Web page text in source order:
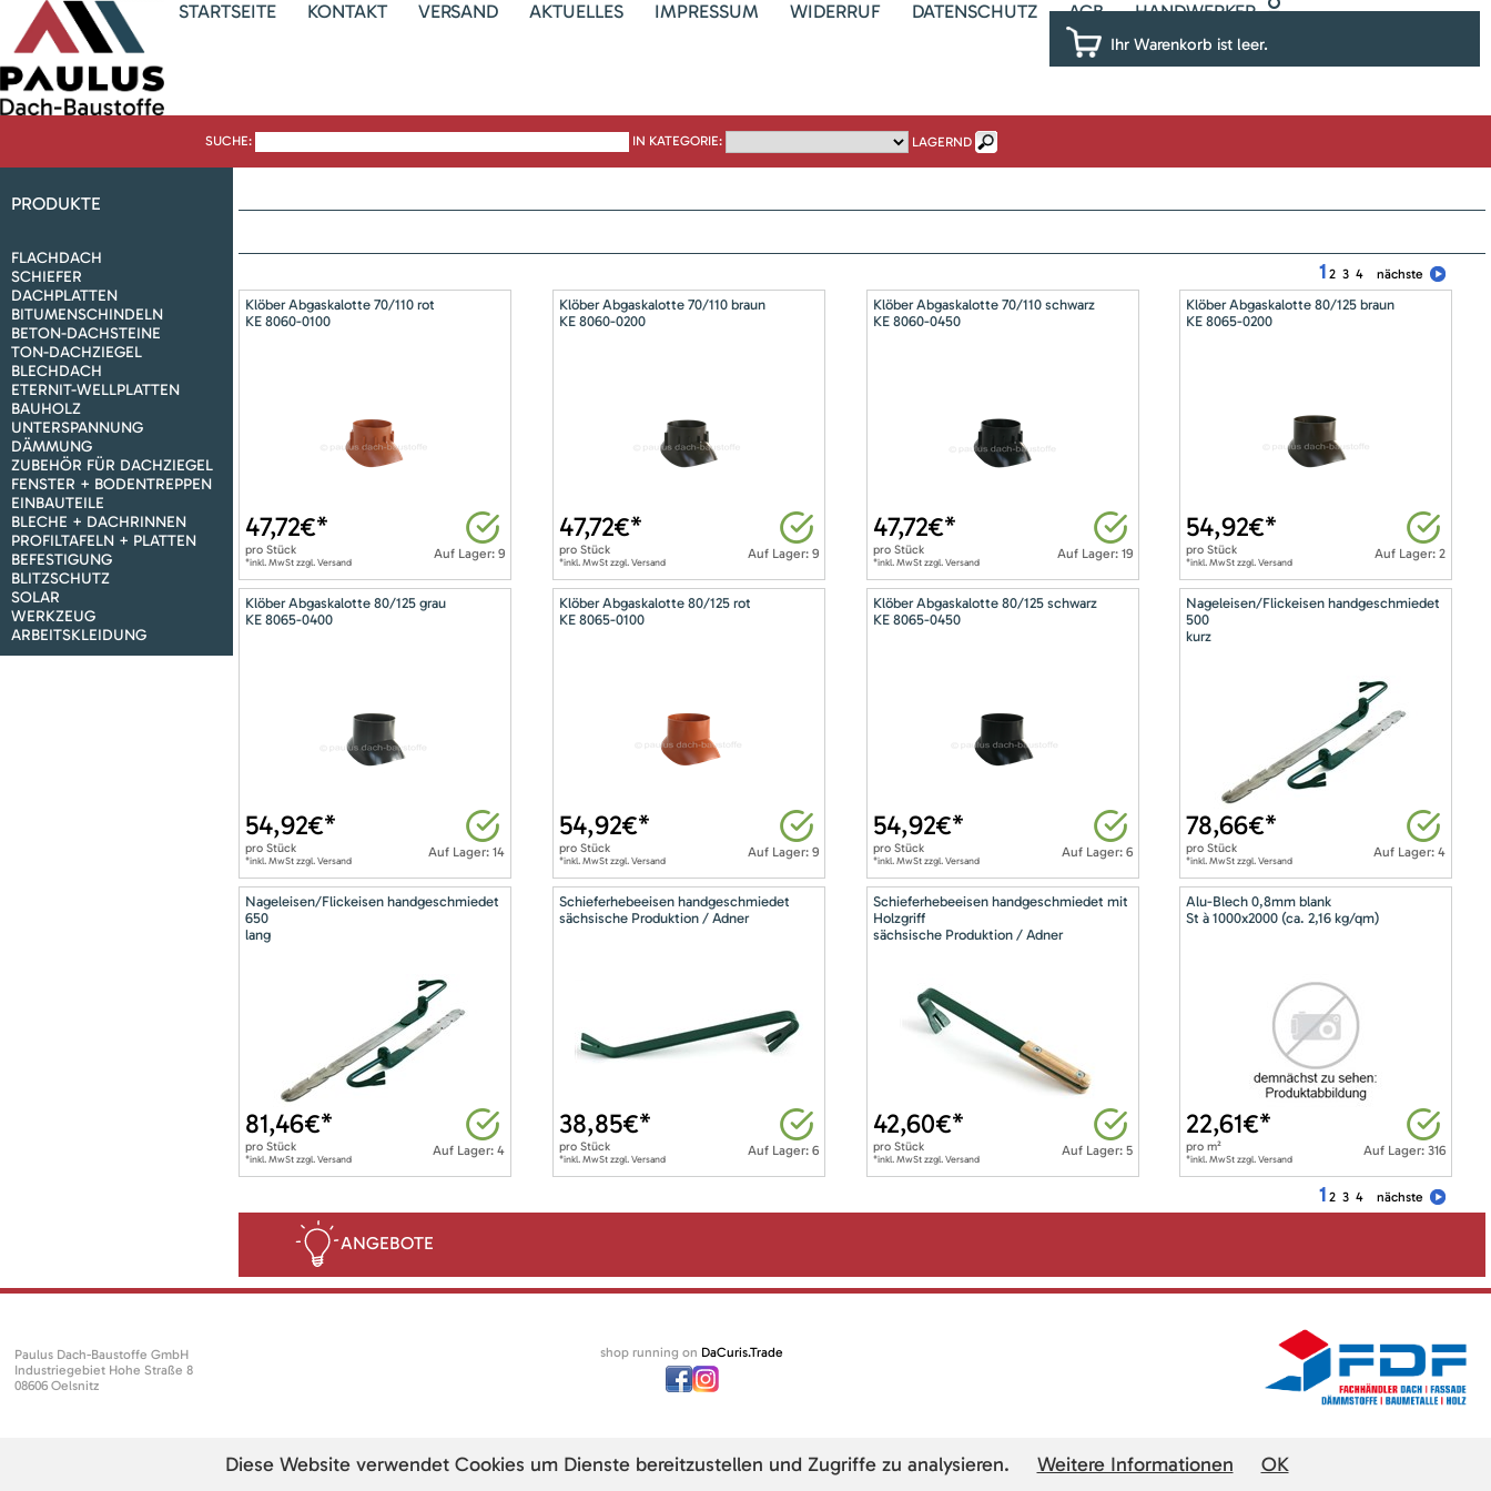
STARTSEITE KONTAKT VERSAND AKTUELLES IMPRESSUM WIDERRUF DATENSCHUTZ AGB HANDWERKER
Ihr Warenkorb ist leer.
SUCHE: IN KATEGORIE: LAGERND
PRODUKTE
FLACHDACH
SCHIEFER
DACHPLATTEN
BITUMENSCHINDELN
BETON-DACHSTEINE
TON-DACHZIEGEL
BLECHDACH
ETERNIT-WELLPLATTEN
BAUHOLZ
UNTERSPANNUNG
DÄMMUNG
ZUBEHÖR FÜR DACHZIEGEL
FENSTER + BODENTREPPEN
EINBAUTEILE
BLECHE + DACHRINNEN
PROFILTAFELN + PLATTEN
BEFESTIGUNG
BLITZSCHUTZ
SOLAR
WERKZEUG
ARBEITSKLEIDUNG
1 2 3 4 nächste
Klöber Abgaskalotte 70/110 rot
KE 8060-0100
Auf Lager: 9
47,72€*
pro Stück
*inkl. MwSt zzgl. Versand
Klöber Abgaskalotte 70/110 braun
KE 8060-0200
Auf Lager: 9
47,72€*
pro Stück
*inkl. MwSt zzgl. Versand
Klöber Abgaskalotte 70/110 schwarz
KE 8060-0450
Auf Lager: 19
47,72€*
pro Stück
*inkl. MwSt zzgl. Versand
Klöber Abgaskalotte 80/125 braun
KE 8065-0200
Auf Lager: 2
54,92€*
proStück
*inkl. MwSt zzgl. Versand
Klöber Abgaskalotte 80/125 grau
KE 8065-0400
Auf Lager: 14
54,92€*
pro Stück
*inkl. MwSt zzgl. Versand
Klöber Abgaskalotte 80/125 rot
KE 8065-0100
Auf Lager: 9
54,92€*
pro Stück
*inkl. MwSt zzgl. Versand
Klöber Abgaskalotte 80/125 schwarz
KE 8065-0450
Auf Lager: 6
54,92€*
pro Stück
*inkl. MwSt zzgl. Versand
Nageleisen/Flickeisen handgeschmiedet
500
kurz
Auf Lager: 4
78,66€*
proStück
*inkl. MwSt zzgl. Versand
Nageleisen/Flickeisen handgeschmiedet
650
lang
Auf Lager: 4
81,46€*
pro Stück
*inkl. MwSt zzgl. Versand
Schieferhebeeisen handgeschmiedet
sächsische Produktion / Adner
Auf Lager: 6
38,85€*
pro Stück
*inkl. MwSt zzgl. Versand
Schieferhebeeisen handgeschmiedet mit
Holzgriff
sächsische Produktion / Adner
Auf Lager: 5
42,60€*
pro Stück
*inkl. MwSt zzgl. Versand
Alu-Blech 0,8mm blank
St à 1000x2000 (ca. 2,16 kg/qm)
Auf Lager: 316
22,61€*
prom²
*inkl. MwSt zzgl. Versand
1 2 3 4 nächste
ANGEBOTE
Paulus Dach-Baustoffe GmbH
Industriegebiet Hohe Straße 8
08606 Oelsnitz
shop running on DaCuris.Trade
Diese Website verwendet Cookies um Dienste bereitzustellen und Zugriffe zu analysieren. Weitere Informationen OK